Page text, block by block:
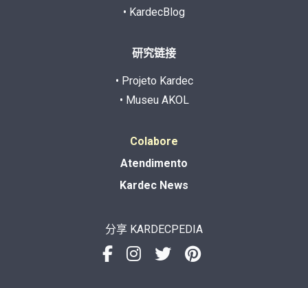
• KardecBlog
研究链接
• Projeto Kardec
• Museu AKOL
Colabore
Atendimento
Kardec News
分享 KARDECPEDIA